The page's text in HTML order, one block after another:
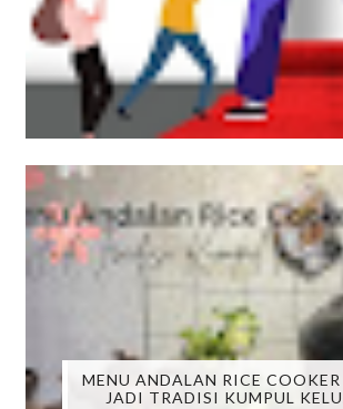
MENU ANDALAN RICE
JADI TRADISI KUMPUL